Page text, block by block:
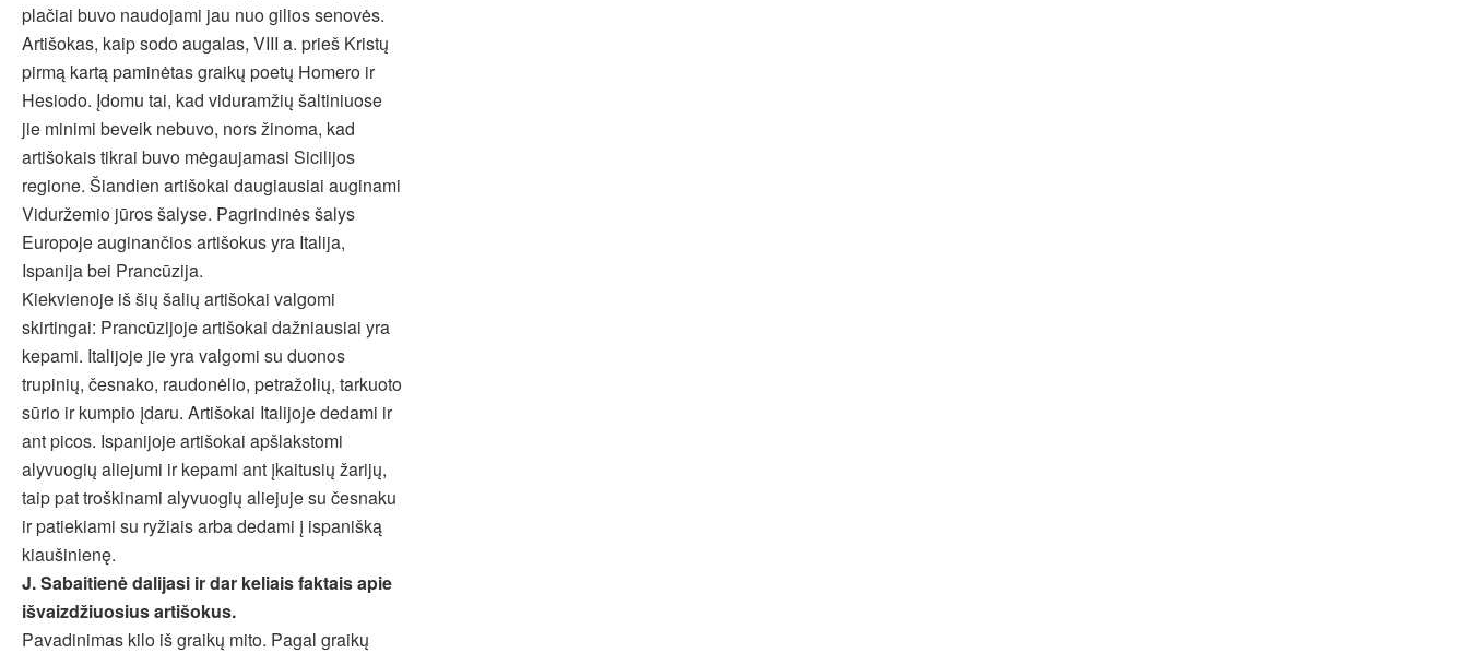
plačiai buvo naudojami jau nuo gilios senovės.
Artišokas, kaip sodo augalas, VIII a. prieš Kristų
pirmą kartą paminėtas graikų poetų Homero ir
Hesiodo. Įdomu tai, kad viduramžių šaltiniuose
jie minimi beveik nebuvo, nors žinoma, kad
artišokais tikrai buvo mėgaujamasi Sicilijos
regione. Šiandien artišokai daugiausiai auginami
Viduržemio jūros šalyse. Pagrindinės šalys
Europoje auginančios artišokus yra Italija,
Ispanija bei Prancūzija.
Kiekvienoje iš šių šalių artišokai valgomi
skirtingai: Prancūzijoje artišokai dažniausiai yra
kepami. Italijoje jie yra valgomi su duonos
trupinių, česnako, raudonėlio, petražolių, tarkuoto
sūrio ir kumpio įdaru. Artišokai Italijoje dedami ir
ant picos. Ispanijoje artišokai apšlakstomi
alyvuogių aliejumi ir kepami ant įkaitusių žarijų,
taip pat troškinami alyvuogių aliejuje su česnaku
ir patiekiami su ryžiais arba dedami į ispanišką
kiaušinienę.
J. Sabaitienė dalijasi ir dar keliais faktais apie
išvaizdžiuosius artišokus.
Pavadinimas kilo iš graikų mito. Pagal graikų